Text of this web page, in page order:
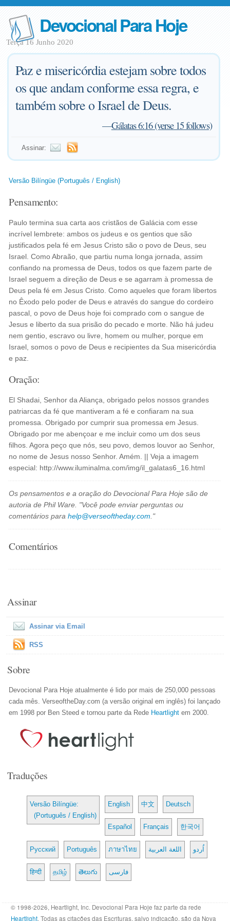
Devocional Para Hoje
Terça 16 Junho 2020
Paz e misericórdia estejam sobre todos
os que andam conforme essa regra, e
também sobre o Israel de Deus.
—Gálatas 6:16 (verse 15 follows)
Assinar:
Versão Bilíngüe (Português / English)
Pensamento:
Paulo termina sua carta aos cristãos de Galácia com esse
incrível lembrete: ambos os judeus e os gentios que são
justificados pela fé em Jesus Cristo são o povo de Deus, seu
Israel. Como Abraão, que partiu numa longa jornada, assim
confiando na promessa de Deus, todos os que fazem parte de
Israel seguem a direção de Deus e se agarram à promessa de
Deus pela fé em Jesus Cristo. Como aqueles que foram libertos
no Êxodo pelo poder de Deus e através do sangue do cordeiro
pascal, o povo de Deus hoje foi comprado com o sangue de
Jesus e liberto da sua prisão do pecado e morte. Não há judeu
nem gentio, escravo ou livre, homem ou mulher, porque em
Israel, somos o povo de Deus e recipientes da Sua misericórdia
e paz.
Oração:
El Shadai, Senhor da Aliança, obrigado pelos nossos grandes
patriarcas da fé que mantiveram a fé e confiaram na sua
promessa. Obrigado por cumprir sua promessa em Jesus.
Obrigado por me abençoar e me incluir como um dos seus
filhos. Agora peço que nós, seu povo, demos louvor ao Senhor,
no nome de Jesus nosso Senhor. Amém. || Veja a imagem
especial: http://www.iluminalma.com/img/il_galatas6_16.html
Os pensamentos e a oração do Devocional Para Hoje são de
autoria de Phil Ware. "Você pode enviar perguntas ou
comentários parahelp@verseoftheday.com ."
Comentários
Assinar
Assinar via Email
RSS
Sobre
Devocional Para Hoje atualmente é lido por mais de 250,000 pessoas
cada mês. VerseoftheDay.com (a versão original em inglês) foi lançado
em 1998 por Ben Steed e tornou parte da Rede Heartlight em 2000.
Traduções
Versão Bilíngüe:
(Português / English)
English 中文 Deutsch
Español Français 한국어
Русский Português ภาษาไทย اللغة العربية اُردو
हिन्दी தமிழ் తెలుగు فارسی
© 1998-2026, Heartlight, Inc. Devocional Para Hoje faz parte da rede
Heartlight. Todas as citações das Escrituras, salvo indicação, são da Nova